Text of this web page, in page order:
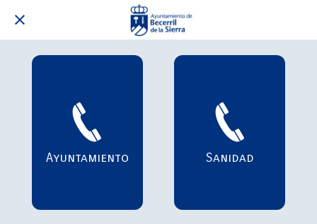
Ayuntamiento Sanidad